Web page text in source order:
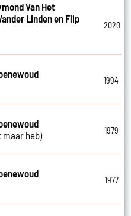
Van Het
Linden en Flip
2020
1994
maar heb)
1979
1977